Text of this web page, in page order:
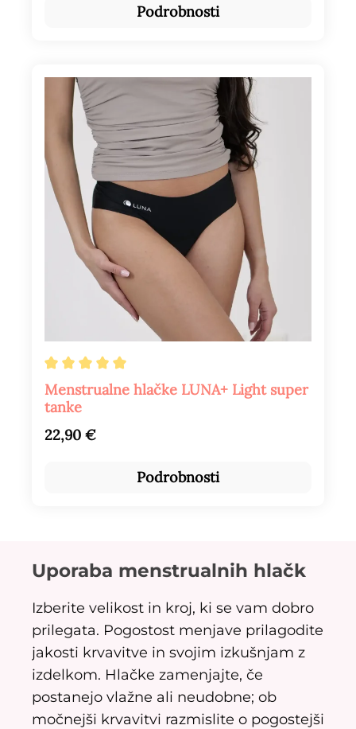
Podrobnosti
Povprečna ocena 5 od 5 zvezdic
Menstrualne hlačke LUNA+ Light super
tanke
Redna cena:
22,90 €
Podrobnosti
Uporaba menstrualnih hlačk
Izberite velikost in kroj, ki se vam dobro
prilegata. Pogostost menjave prilagodite
jakosti krvavitve in svojim izkušnjam z
izdelkom. Hlačke zamenjajte, če
postanejo vlažne ali neudobne; ob
močnejši krvavitvi razmislite o pogostejši